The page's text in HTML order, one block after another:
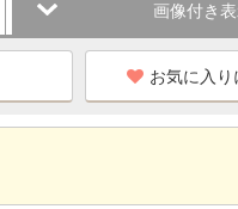
画像付き
お気に入り